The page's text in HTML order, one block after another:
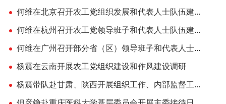
何维在北京召开农工党组织发展和代表人士队伍建...
何维在杭州召开农工党领导班子和代表人士队伍建...
何维在广州召开部分省（区）领导班子和代表人士...
杨震在云南开展农工党组织建设和作风建设调研
杨震带队赴甘肃、陕西开展组织工作、内部监督工...